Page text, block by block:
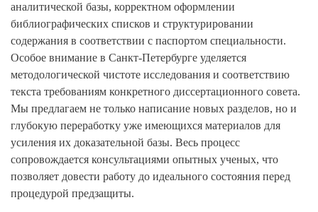
аналитической базы, корректном оформлении
библиографических списков и структурировании
содержания в соответствии с паспортом специальности.
Особое внимание в Санкт-Петербурге уделяется
методологической чистоте исследования и соответствию
текста требованиям конкретного диссертационного совета.
Мы предлагаем не только написание новых разделов, но и
глубокую переработку уже имеющихся материалов для
усиления их доказательной базы. Весь процесс
сопровождается консультациями опытных ученых, что
позволяет довести работу до идеального состояния перед
процедурой предзащиты.